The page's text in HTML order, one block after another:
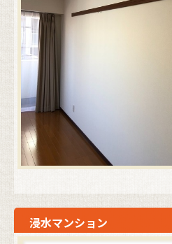
浸水マンション